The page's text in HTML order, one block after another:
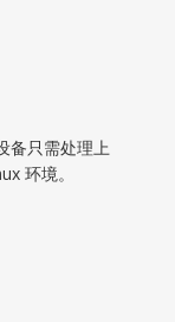
只需处理上
环境。